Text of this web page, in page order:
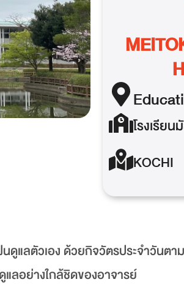
โรงเรีย
KOCHI
ดูแลตัวเอง ด้วยกิจวัตรประจำวันตา
ลอย่างใกล้ชิดของอาจารย์